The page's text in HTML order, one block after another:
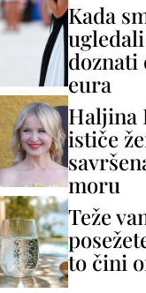
Kada
doznati
eura
Haljina
ističe
moru
Teže
to čini